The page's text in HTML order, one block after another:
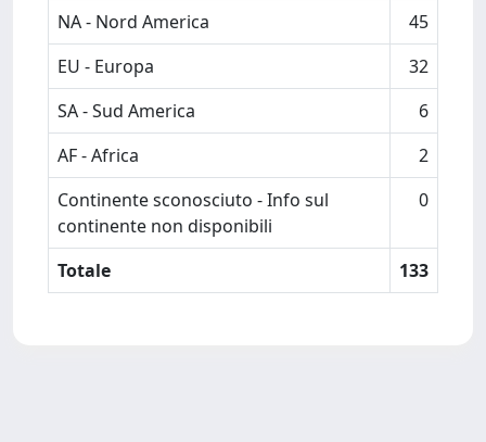
NA - Nord America
45
EU - Europa
32
SA - Sud America
6
AF - Africa
2
Continente sconosciuto - Info sul
continente non disponibili
0
Totale 133